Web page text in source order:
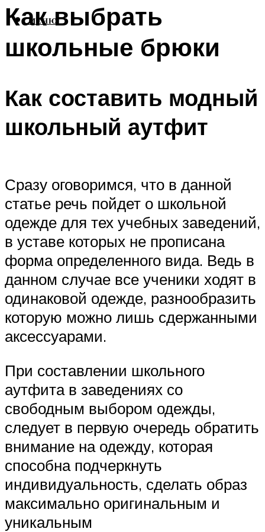
МЕНЮ
Как выбрать
школьные брюки
Как составить модный
школьный аутфит
Сразу оговоримся, что в данной
статье речь пойдет о школьной
одежде для тех учебных заведений,
в уставе которых не прописана
форма определенного вида. Ведь в
данном случае все ученики ходят в
одинаковой одежде, разнообразить
которую можно лишь сдержанными
аксессуарами.
При составлении школьного
аутфита в заведениях со
свободным выбором одежды,
следует в первую очередь обратить
внимание на одежду, которая
способна подчеркнуть
индивидуальность, сделать образ
максимально оригинальным и
уникальным